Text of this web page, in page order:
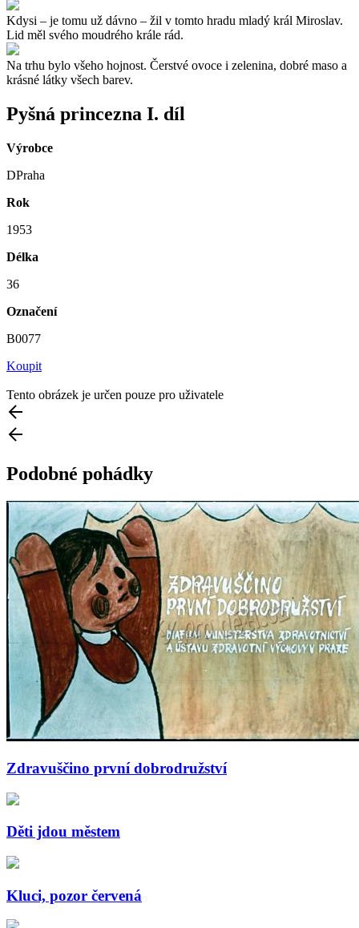
Kdysi – je tomu už dávno – žil v tomto hradu mladý král Miroslav.
Lid měl svého moudrého krále rád.
Na trhu bylo všeho hojnost. Čerstvé ovoce i zelenina, dobré maso a
krásné látky všech barev.
Pyšná princezna I. díl
Výrobce
DPraha
Rok
1953
Délka
36
Označení
B0077
Koupit
Tento obrázek je určen pouze pro uživatele
Podobné pohádky
Zdravuščino první dobrodružství
Děti jdou městem
Kluci, pozor červená